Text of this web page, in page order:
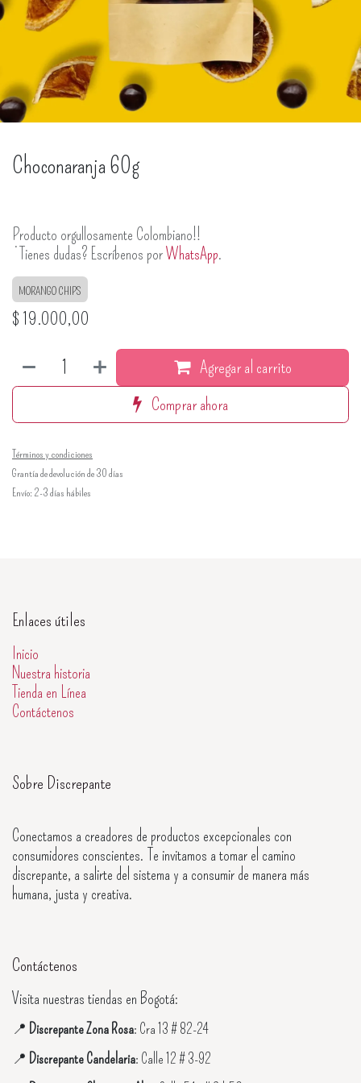
Choconaranja 60g
Producto orgullosamente Colombiano!!
¿Tienes dudas? Escríbenos porWhatsApp.
MORANGO CHIPS
$ 19.000,00
Agregar al carrito
Comprar ahora
Términos y condiciones
Grantía de devolución de 30 días
Envío: 2-3 días hábiles
Enlaces útiles
Inicio
Nuestra historia
Tienda en Línea
Contáctenos
Sobre Discrepante
Conectamos a creadores de productos excepcionales con
consumidores conscientes. Te invitamos a tomar el camino
discrepante, a salirte del sistema y a consumir de manera más
humana, justa y creativa.
Contáctenos
Visita nuestras tiendas en Bogotá:
📍 Discrepante Zona Rosa: Cra 13 # 82-24
📍 Discrepante Candelaria: Calle 12 # 3-92